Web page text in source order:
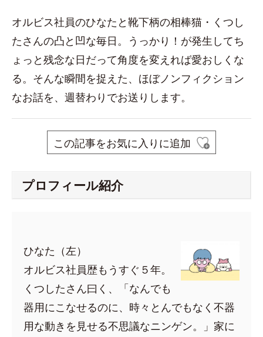
オルビス社員のひなたと靴下柄の相棒猫・くつし
たさんの凸と凹な毎日。うっかり！が発生してち
ょっと残念な日だって角度を変えれば愛おしくな
る。そんな瞬間を捉えた、ほぼノンフィクション
なお話を、週替わりでお送りします。
この記事をお気に入りに追加
プロフィール紹介
ひなた（左）
オルビス社員歴もうすぐ５年。
くつしたさん曰く、「なんでも
器用にこなせるのに、時々とんでもなく不器
用な動きを見せる不思議なニンゲン。」家に